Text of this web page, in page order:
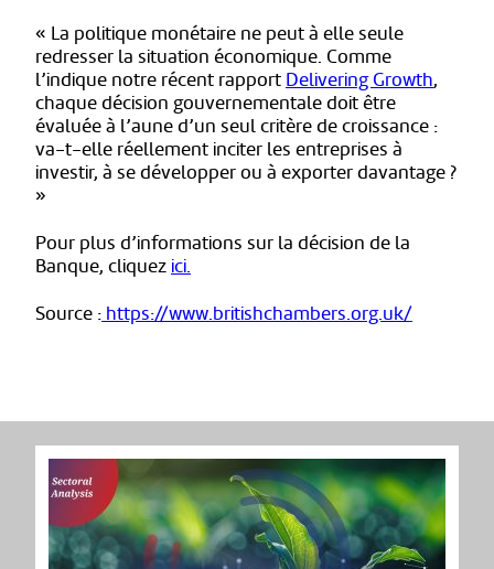
« La politique monétaire ne peut à elle seule
redresser la situation économique. Comme
l’indique notre récent rapport Delivering Growth,
chaque décision gouvernementale doit être
évaluée à l’aune d’un seul critère de croissance :
va-t-elle réellement inciter les entreprises à
investir, à se développer ou à exporter davantage ?
»
Pour plus d’informations sur la décision de la
Banque, cliquez ici.
Source : https://www.britishchambers.org.uk/